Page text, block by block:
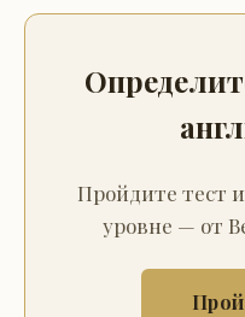
Пройдите тест
уровне — от